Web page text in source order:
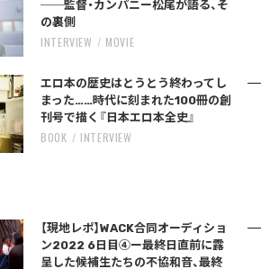
──監督・カンパニー松尾が語る、そ
の裏側
INTERVIEW MOVIE
エロ本の歴史はとうとう終わってし
まった……時代に刻まれた100冊の創
刊号で描く『日本エロ本全史』
BOOK INTERVIEW
【現地レポ】WACK合同オーディショ
ン2022 6日目④ー最終日直前に露
呈した候補生たちの不協和音、最終